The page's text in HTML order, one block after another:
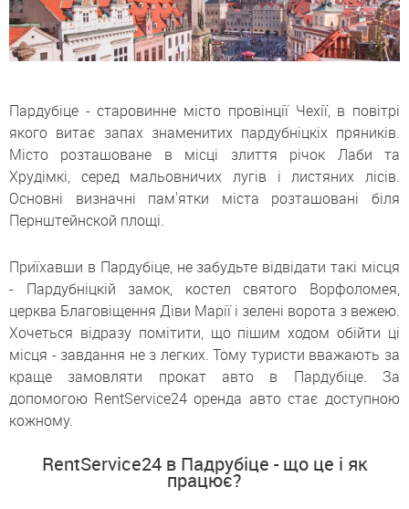
Пардубіце - старовинне місто провінції Чехії, в повітрі
якого витає запах знаменитих пардубніцкіх пряників.
Місто розташоване в місці злиття річок Лаби та
Хрудімкі, серед мальовничих лугів і листяних лісів.
Основні визначні пам'ятки міста розташовані біля
Пернштейнской площі.
Приїхавши в Пардубіце, не забудьте відвідати такі місця
- Пардубніцкій замок, костел святого Ворфоломея,
церква Благовіщення Діви Марії і зелені ворота з вежею.
Хочеться відразу помітити, що пішим ходом обійти ці
місця - завдання не з легких. Тому туристи вважають за
краще замовляти прокат авто в Пардубіце. За
допомогою RentService24 оренда авто стає доступною
кожному.
RentService24 в Падрубіце - що це і як
працює?